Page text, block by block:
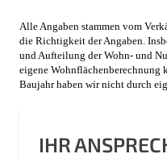
Alle Angaben stammen vom
die Richtigkeit der Angaben.
und Aufteilung der Wohn- und
eigene
Baujahr haben wir nicht durch
IHR